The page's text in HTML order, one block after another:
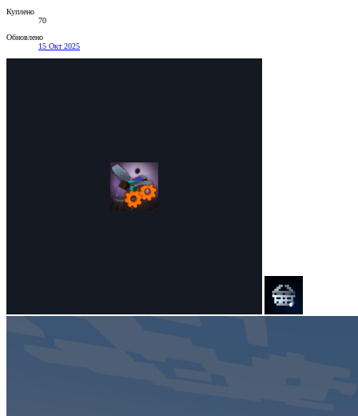
Куплено
70
Обновлено
15 Окт 2025